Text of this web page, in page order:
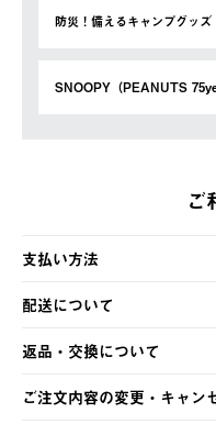
防災！備えるキャンプグッズ
SNOOPY（PEANUTS
ご
支払い方法
以下のいずれかの方法でお
・クレジットカード決済
・コンビニ決済
・Pay-easy決済
配送について
【発送スケジュール】
ご注文・ご入金完了より2
土日祝の発送はございませ
の発送となる場合がござい
返品・交換について
※お客様都合の場合
ご注文内容の変更・キャン